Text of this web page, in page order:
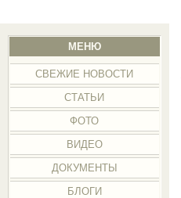
МЕНЮ
СВЕЖИЕ НОВОСТИ
СТАТЬИ
ФОТО
ВИДЕО
ДОКУМЕНТЫ
БЛОГИ